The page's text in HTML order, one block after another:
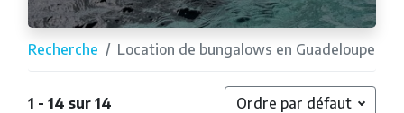
Recherche Location de bungalows en Guadeloupe
1 - 14 sur 14 Ordre par défaut